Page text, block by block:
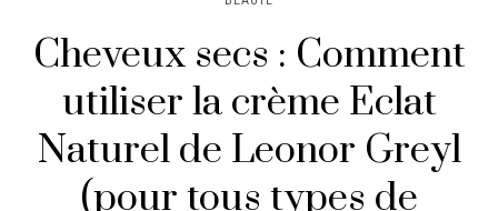
Cheveux secs : Comment
utiliser la crème Eclat
Naturel de Leonor Greyl
(pour tous types de